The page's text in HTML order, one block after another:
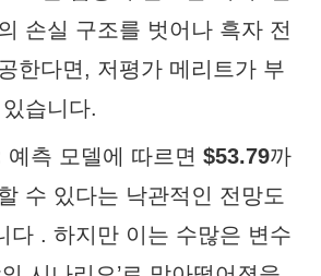
손실 구조를 벗어나 흑자 전
한다면, 저평가 메리트가 부
습니다.
예측 모델에 따르면 $53.79까
수 있다는 낙관적인 전망도
다 . 하지만 이는 수많은 변수